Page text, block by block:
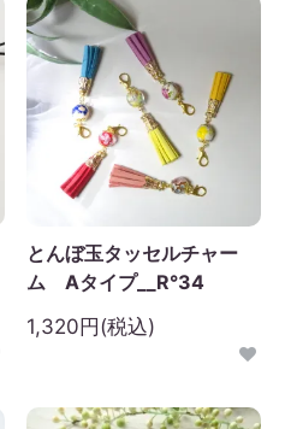
とんぼ玉タッセルチャー
ム Aタイプ__R°34
1,320円(税込)